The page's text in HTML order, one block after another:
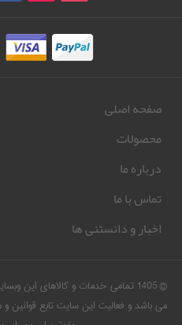
صفحه اصلی
محصولات
درباره ما
تماس با ما
اخبار و دانستنی ها
© 1405 تمامی خدمات و کالاهای این
می باشد و فعالیت این سایت تابع قوانین